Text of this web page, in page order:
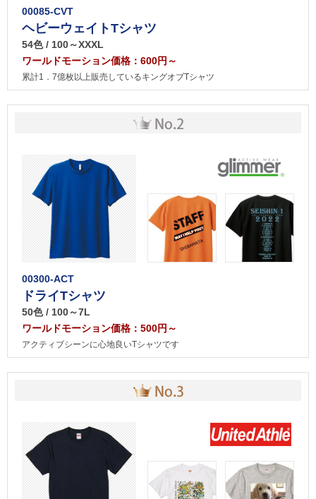
00085-CVT
ヘビーウェイトTシャツ
54色 / 100～XXXL
ワールドモーション価格：600円～
累計1．7億枚以上販売しているキングオブTシャツ
00300-ACT
ドライTシャツ
50色 / 100～7L
ワールドモーション価格：500円～
アクティブシーンに心地良いTシャツです